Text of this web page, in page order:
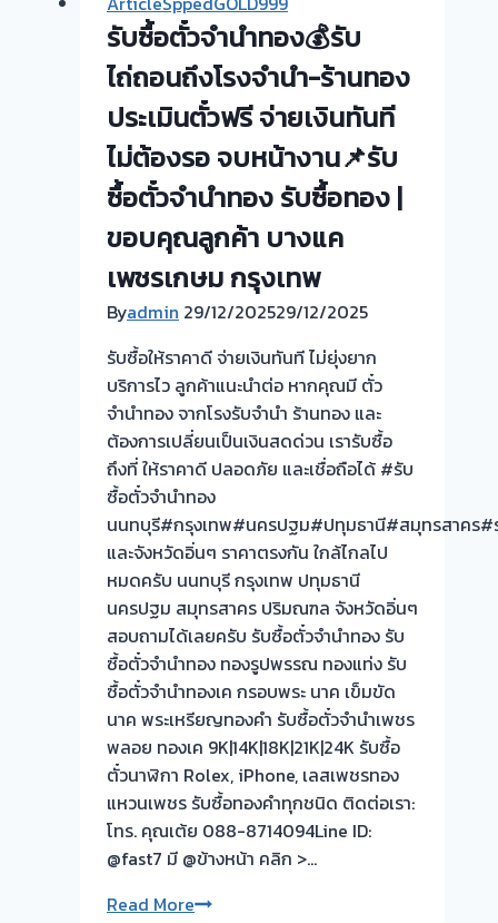
ทอง
💰
รับ
ไถ่ถอน
ถึง
โรง
จำนำ-
ร้าน
ทอง
ประเมิน
ตั๋ว
ฟรี
จ่าย
สด
ทันที
ไม่
ต้อง
รอ
จบ
หน้า
งาน
📌
ผล
งาน
วัน
นี้➡️รับ
ซื้อ
ตั่ว
จำนำ
ทอง
บางใหญ่
🇹🇭
รับซื้อตั๋วจำนำทอง💰รับ
ไถ่ถอนถึงโรงจำนำ-ร้านทอง
ประเมินตั๋วฟรี จ่ายเงินทันที
ไม่ต้องรอ จบหน้างาน📌รับ
ซื้อตั๋วจำนำทอง รับซื้อทอง |
ขอบคุณลูกค้า บางแค
เพชรเกษม กรุงเทพ
Byadmin 29/12/202529/12/2025
รับซื้อให้ราคาดี จ่ายเงินทันที ไม่ยุ่งยาก
บริการไว ลูกค้าแนะนำต่อ หากคุณมี ตั๋ว
จำนำทอง จากโรงรับจำนำ ร้านทอง และ
ต้องการเปลี่ยนเป็นเงินสดด่วน เรารับซื้อ
ถึงที่ ให้ราคาดี ปลอดภัย และเชื่อถือได้ #รับ
ซื้อตั๋วจำนำทอง
นนทบุรี#กรุงเทพ#นครปฐม#ปทุมธานี#สมุทรสาคร#
และจังหวัดอิ่นๆ ราคาตรงกัน ใกล้ไกลไป
หมดครับ นนทบุรี กรุงเทพ ปทุมธานี
นครปฐม สมุทรสาคร ปริมณฑล จังหวัดอิ่นๆ
สอบถามได้เลยครับ รับซื้อตั๋วจำนำทอง รับ
ซื้อตั๋วจำนำทอง ทองรูปพรรณ ทองแท่ง รับ
ซื้อตั๋วจำนำทองเค กรอบพระ นาค เข็มขัด
นาค พระเหรียญทองคำ รับซื้อตั๋วจำนำเพชร
พลอย ทองเค 9K|14K|18K|21K|24K รับซื้อ
ตั๋วนาฬิกา Rolex, iPhone, เลสเพชรทอง
แหวนเพชร รับซื้อทองคำทุกชนิด ติดต่อเรา:
โทร. คุณเต้ย 088-8714094Line ID:
@fast7 มี @ข้างหน้า คลิก >…
Read Moreรับ